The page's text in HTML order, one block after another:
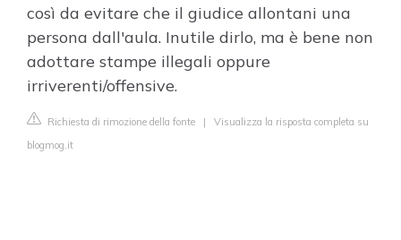
così da evitare che il giudice allontani una
persona dall'aula. Inutile dirlo, ma è bene non
adottare stampe illegali oppure
irriverenti/offensive.
Richiesta di rimozione della fonte | Visualizza la risposta completa su
blogmog.it